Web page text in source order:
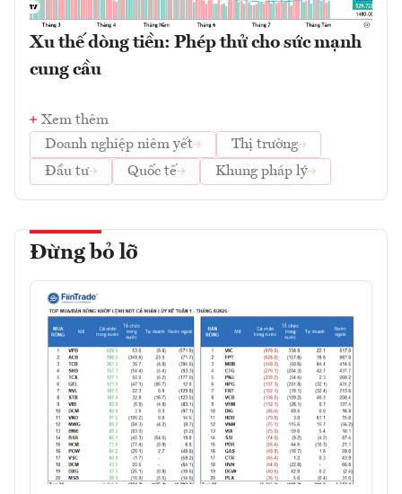
Xu thế dòng tiền: Phép thử cho sức mạnh
cung cầu
Xem thêm
Doanh nghiệp niêm yết
Thị trường
Đầu tư
Quốc tế Khung pháp lý
Đừng bỏ lỡ